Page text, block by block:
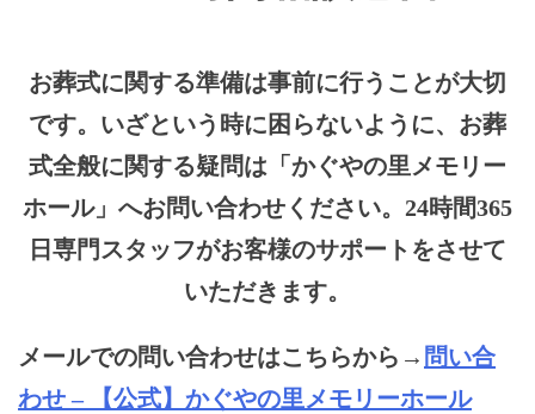
お葬式に関する準備は事前に行うことが大切
です。いざという時に困らないように、お葬
式全般に関する疑問は「かぐやの里メモリー
ホール」へお問い合わせください。24時間365
日専門スタッフがお客様のサポートをさせて
いただきます。
メールでの問い合わせはこちらから→ 問い合
わせ – 【公式】かぐやの里メモリーホール